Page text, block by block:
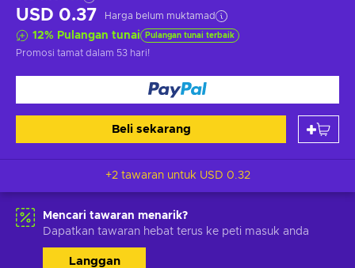
USD 0.37 Harga belum muktamad
12% Pulangan tunai Pulangan tunai terbaik
Promosi tamat dalam 53 hari!
Beli sekarang
+2 tawaran untuk USD 0.32
Mencari tawaran menarik?
Dapatkan tawaran hebat terus ke peti masuk anda
Langgan